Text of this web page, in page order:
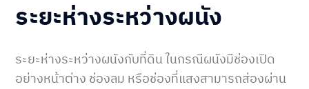
ระยะห่างระหว่างผนัง
ระยะห่างระหว่างผนังกับที่ดิน ในกรณีผนังมีช่องเปิด
อย่างหน้าต่าง ช่องลม หรือช่องที่แสงสามารถส่องผ่าน